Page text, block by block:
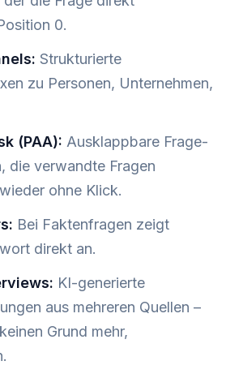
0.
Strukturierte
zu Personen, Unternehmen,
(PAA): Ausklappbare Frage-
die verwandte Fragen
ohne Klick.
Bei Faktenfragen zeigt
direkt an.
KI-generierte
aus mehreren Quellen –
Grund mehr,